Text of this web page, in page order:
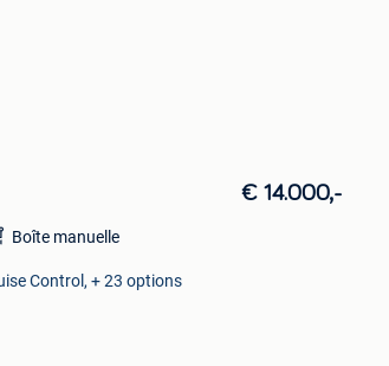
€ 14.000,-
Boîte manuelle
Control, + 23 options